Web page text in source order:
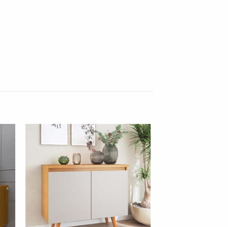
Adicionar
à lista de
desejos"